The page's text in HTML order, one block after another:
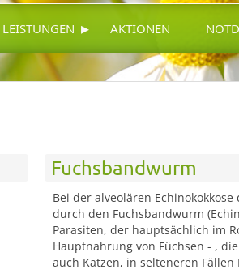
LEISTUNGEN ▸ AKTIONEN
Fuchsbandwurm
Bei der alveolären
durch den Fuchsbandwurm
Parasiten, der hauptsächlich im
Hauptnahrung von Füchsen - ,
auch Katzen, in selteneren